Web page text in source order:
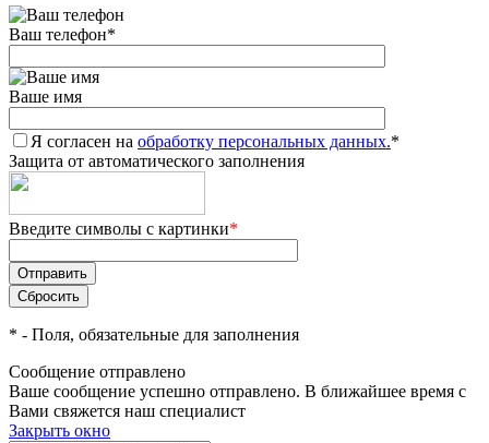
Ваш телефон*
Ваше имя
Я согласен на обработку персональных данных.*
Защита от автоматического заполнения
Введите символы с картинки*
* - Поля, обязательные для заполнения
Сообщение отправлено
Ваше сообщение успешно отправлено. В ближайшее время с
Вами свяжется наш специалист
Закрыть окно